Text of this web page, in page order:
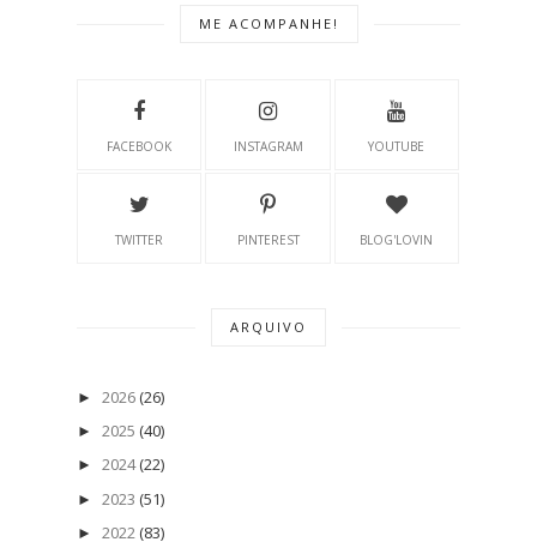
ME ACOMPANHE!
FACEBOOK INSTAGRAM YOUTUBE
TWITTER PINTEREST BLOG'LOVIN
ARQUIVO
► 2026 (26)
► 2025 (40)
► 2024 (22)
► 2023 (51)
► 2022 (83)